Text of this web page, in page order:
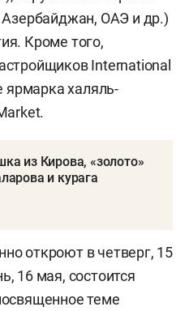
Азербайджан, ОАЭ и др.)
Кроме того,
International
ярмарка халяль-
из Кирова, «золото»
и курага
откроют в четверг, 15
16 мая, состоится
теме